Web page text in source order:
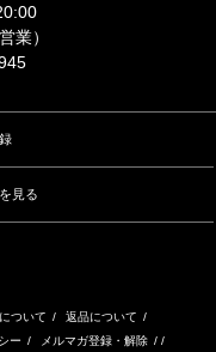
業）
見る
ついて / 返品について /
ー / メルマガ登録・解除 / /